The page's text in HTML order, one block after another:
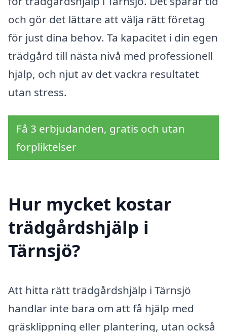
och gör det lättare att välja rätt företag
för just dina behov. Ta kapacitet i din egen
trädgård till nästa nivå med professionell
hjälp, och njut av det vackra resultatet
utan stress.
Få 3 erbjudanden, gratis och utan
förpliktelser
Hur mycket kostar
trädgårdshjälp i
Tärnsjö?
Att hitta rätt trädgårdshjälp i Tärnsjö
handlar inte bara om att få hjälp med
gräsklippning eller plantering, utan också